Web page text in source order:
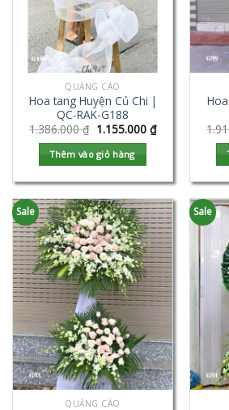
QUẢNG CÁO
Hoa tang Huyện Củ Chi |
QC-RAK-G188
1.386.000₫ 1.155.000 ₫
Thêm vào giỏ hàng
Sale
QUẢNG CÁO
Sale